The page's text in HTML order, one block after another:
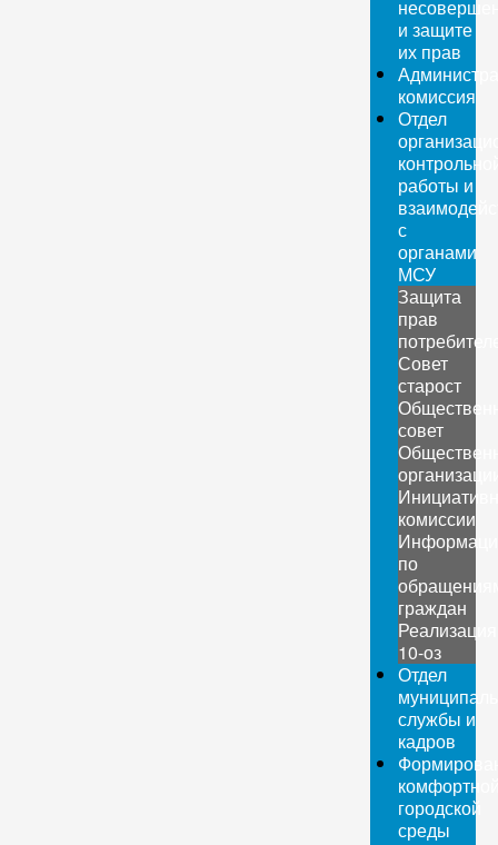
и защите
их прав
комиссия
Отдел
работы и
с
органами
МСУ
Защита
прав
Совет
старост
совет
комиссии
по
граждан
Реализация
10-оз
Отдел
службы и
кадров
городской
среды